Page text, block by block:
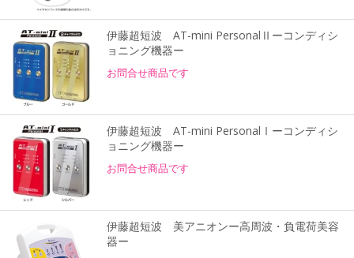
伊藤超短波 AT-mini PersonalⅡーコンディシ
ョニング機器ー
お問合せ商品です
伊藤超短波 AT-mini PersonalⅠーコンディシ
ョニング機器ー
お問合せ商品です
伊藤超短波 美アニオンー高周波・負電荷美容
器ー